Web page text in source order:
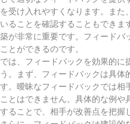
を受け入れやすくなります。ま
いることを確認することもでき
築が非常に重要です。フィードバ
ことができるのです。
では、フィードバックを効果的に
う。まず、フィードバックは具
す。曖昧なフィードバックでは相
ことはできません。具体的な例
することで、相手が改善点を把握